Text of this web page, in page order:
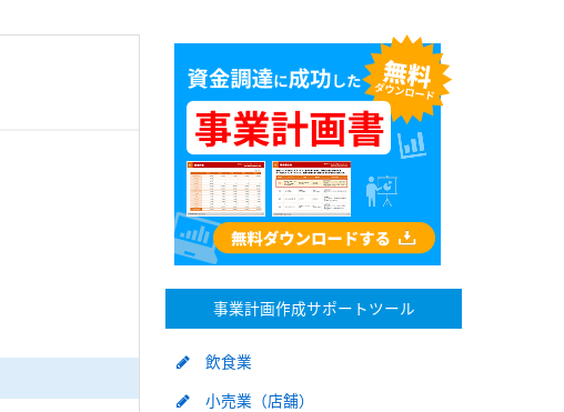
事業計画作成サポートツール
飲食業
小売業（店舗）